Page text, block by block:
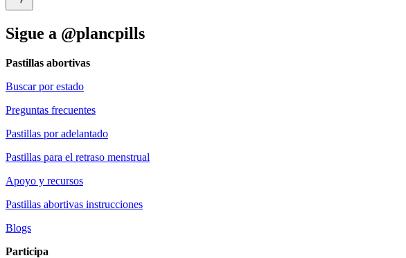
Sigue a @plancpills
Pastillas abortivas
Buscar por estado
Preguntas frecuentes
Pastillas por adelantado
Pastillas para el retraso menstrual
Apoyo y recursos
Pastillas abortivas instrucciones
Blogs
Participa